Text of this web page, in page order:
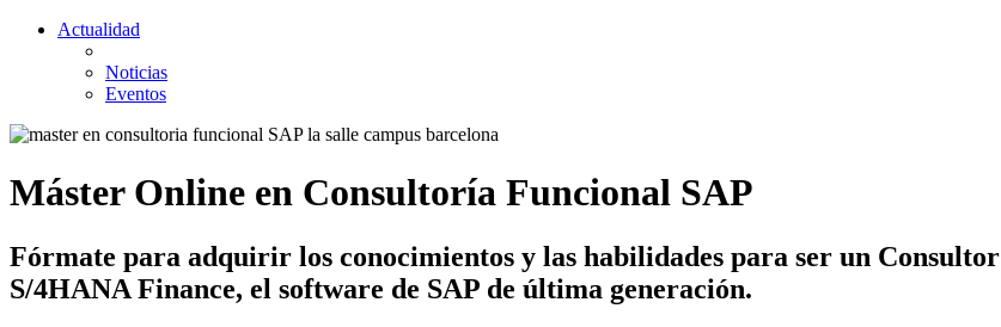
Actualidad
Noticias
Eventos
Máster Online en Consultoría Funcional SAP
Fórmate para adquirir los conocimientos y las habilidades para ser un
S/4HANA Finance, el software de SAP de última generación.